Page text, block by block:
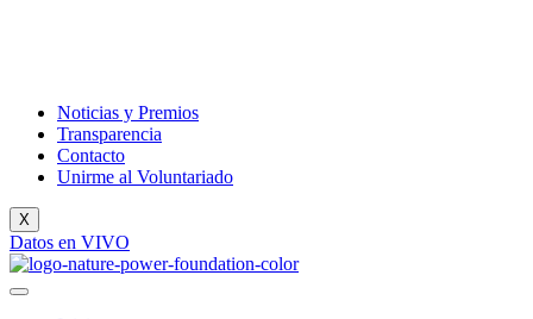
Noticias y Premios
Transparencia
Contacto
Unirme al Voluntariado
X
Datos en VIVO